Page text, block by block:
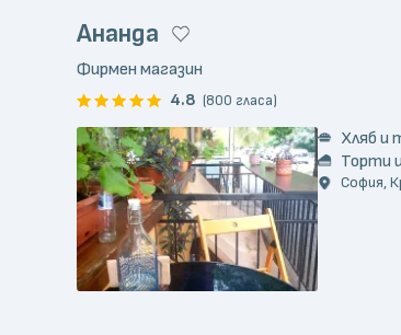
Ананда
Фирмен магазин
4.8 (800 гласа)
Хляб и
Торти
София,